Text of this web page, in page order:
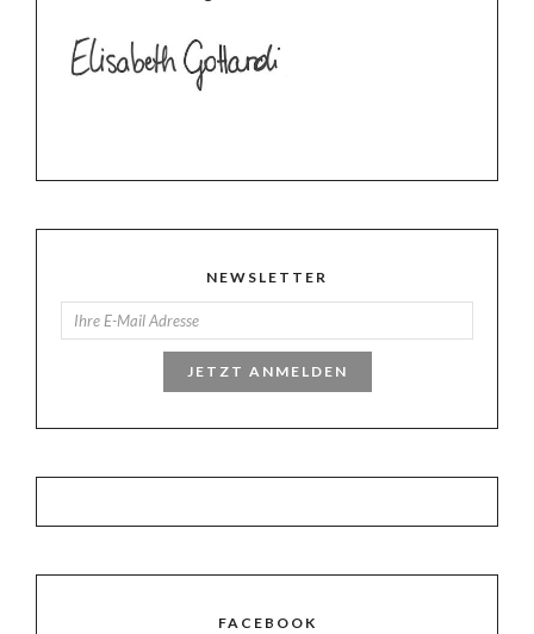
NEWSLETTER
JETZT ANMELDEN
FACEBOOK